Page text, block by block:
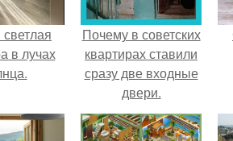
в лучах
Почему в советских
квартирах ставили
сразу две входные
двери.